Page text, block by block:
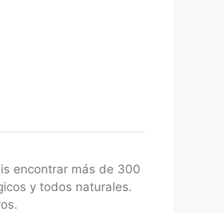
encontrar más de 300
y todos naturales.